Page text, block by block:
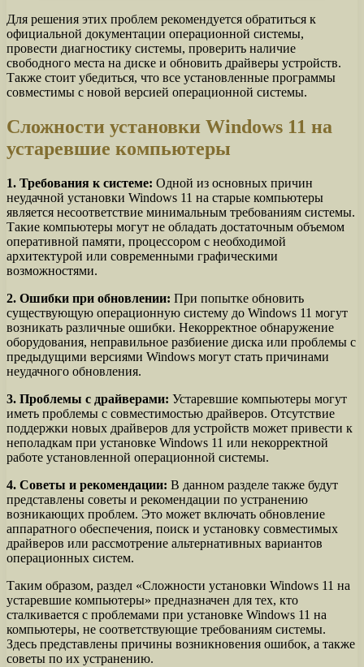
Для решения этих проблем рекомендуется обратиться к
официальной документации операционной системы,
провести диагностику системы, проверить наличие
свободного места на диске и обновить драйверы устройств.
Также стоит убедиться, что все установленные программы
совместимы с новой версией операционной системы.
Сложности установки Windows 11 на
устаревшие компьютеры
1. Требования к системе: Одной из основных причин
неудачной установки Windows 11 на старые компьютеры
является несоответствие минимальным требованиям системы.
Такие компьютеры могут не обладать достаточным объемом
оперативной памяти, процессором с необходимой
архитектурой или современными графическими
возможностями.
2. Ошибки при обновлении: При попытке обновить
существующую операционную систему до Windows 11 могут
возникать различные ошибки. Некорректное обнаружение
оборудования, неправильное разбиение диска или проблемы с
предыдущими версиями Windows могут стать причинами
неудачного обновления.
3. Проблемы с драйверами: Устаревшие компьютеры могут
иметь проблемы с совместимостью драйверов. Отсутствие
поддержки новых драйверов для устройств может привести к
неполадкам при установке Windows 11 или некорректной
работе установленной операционной системы.
4. Советы и рекомендации: В данном разделе также будут
представлены советы и рекомендации по устранению
возникающих проблем. Это может включать обновление
аппаратного обеспечения, поиск и установку совместимых
драйверов или рассмотрение альтернативных вариантов
операционных систем.
Таким образом, раздел «Сложности установки Windows 11 на
устаревшие компьютеры» предназначен для тех, кто
сталкивается с проблемами при установке Windows 11 на
компьютеры, не соответствующие требованиям системы.
Здесь представлены причины возникновения ошибок, а также
советы по их устранению.